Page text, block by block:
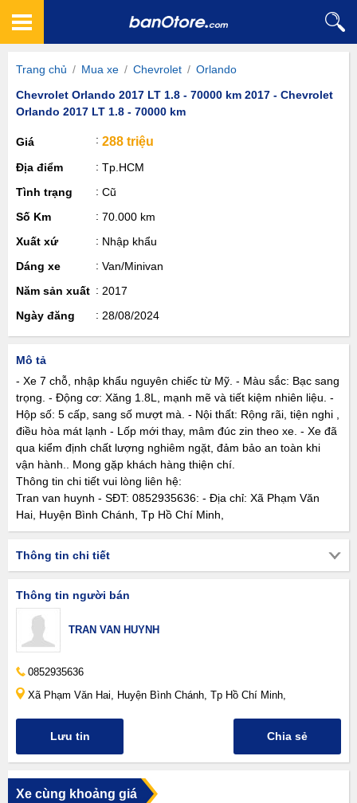
Trang chủ / Mua xe / Chevrolet / Orlando
Chevrolet Orlando 2017 LT 1.8 - 70000 km 2017 - Chevrolet
Orlando 2017 LT 1.8 - 70000 km
Giá 288 triệu
Địa điểm
Tp.HCM
Tình trạng
Cũ
Số Km
70.000 km
Xuất xứ
Nhập khẩu
Dáng xe
Van/Minivan
Năm sản xuất
2017
Ngày đăng
28/08/2024
Mô tả
- Xe 7 chỗ, nhập khẩu nguyên chiếc từ Mỹ. - Màu sắc: Bạc sang
trọng. - Động cơ: Xăng 1.8L, mạnh mẽ và tiết kiệm nhiên liệu. -
Hộp số: 5 cấp, sang số mượt mà. - Nội thất: Rộng rãi, tiện nghi ,
điều hòa mát lạnh - Lốp mới thay, mâm đúc zin theo xe. - Xe đã
qua kiểm định chất lượng nghiêm ngặt, đảm bảo an toàn khi
vận hành.. Mong gặp khách hàng thiện chí.
Thông tin chi tiết vui lòng liên hệ:
Tran van huynh - SĐT: 0852935636: - Địa chỉ: Xã Phạm Văn
Hai, Huyện Bình Chánh, Tp Hồ Chí Minh,
Thông tin chi tiết
Thông tin người bán
TRAN VAN HUYNH
0852935636
Xã Phạm Văn Hai, Huyện Bình Chánh, Tp Hồ Chí Minh,
Lưu tin Chia sẻ
Xe cùng khoảng giá